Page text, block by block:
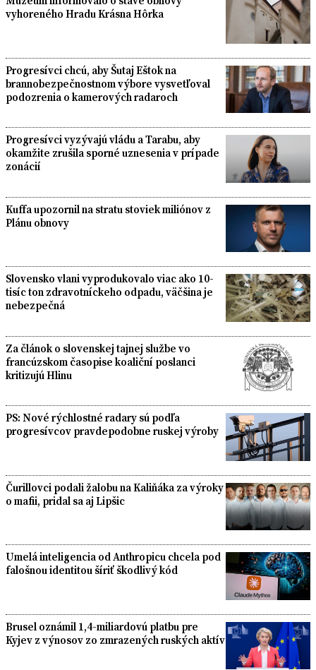
vyhoreného Hradu Krásna Hôrka
Progresívci chcú, aby Šutaj Eštok na
brannobezpečnostnom výbore vysvetľoval
podozrenia o kamerových radaroch
Progresívci vyzývajú vládu a Tarabu, aby
okamžite zrušila sporné uznesenia v prípade
zonácií
Kuffa upozornil na stratu stoviek miliónov z
Plánu obnovy
Slovensko vlani vyprodukovalo viac ako 10-
tisíc ton zdravotníckeho odpadu, väčšina je
nebezpečná
Za článok o slovenskej tajnej službe vo
francúzskom časopise koaliční poslanci
kritizujú Hlinu
PS: Nové rýchlostné radary sú podľa
progresívcov pravdepodobne ruskej výroby
Čurillovci podali žalobu na Kaliňáka za výroky
o mafii, pridal sa aj Lipšic
Umelá inteligencia od Anthropicu chcela pod
falošnou identitou šíriť škodlivý kód
Brusel oznámil 1,4-miliardovú platbu pre
Kyjev z výnosov zo zmrazených ruských aktív